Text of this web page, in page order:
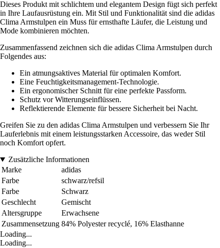
Dieses Produkt mit schlichtem und elegantem Design fügt sich perfekt
in Ihre Laufausrüstung ein. Mit Stil und Funktionalität sind die adidas
Clima Armstulpen ein Muss für ernsthafte Läufer, die Leistung und
Mode kombinieren möchten.
Zusammenfassend zeichnen sich die adidas Clima Armstulpen durch
Folgendes aus:
Ein atmungsaktives Material für optimalen Komfort.
Eine Feuchtigkeitsmanagement-Technologie.
Ein ergonomischer Schnitt für eine perfekte Passform.
Schutz vor Witterungseinflüssen.
Reflektierende Elemente für bessere Sicherheit bei Nacht.
Greifen Sie zu den adidas Clima Armstulpen und verbessern Sie Ihr
Lauferlebnis mit einem leistungsstarken Accessoire, das weder Stil
noch Komfort opfert.
Zusätzliche Informationen
Marke
adidas
Farbe
schwarz/refsil
Farbe
Schwarz
Geschlecht
Gemischt
Altersgruppe
Erwachsene
Zusammensetzung 84% Polyester recyclé, 16% Elasthanne
Loading...
Loading...